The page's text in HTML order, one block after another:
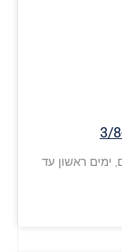
ימים ראשון עד